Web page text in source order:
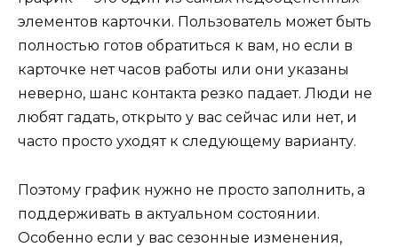
элементов карточки. Пользователь может быть
полностью готов обратиться к вам, но если в
карточке нет часов работы или они указаны
неверно, шанс контакта резко падает. Люди не
любят гадать, открыто у вас сейчас или нет, и
часто просто уходят к следующему варианту.
Поэтому график нужно не просто заполнить, а
поддерживать в актуальном состоянии.
Особенно если у вас сезонные изменения,